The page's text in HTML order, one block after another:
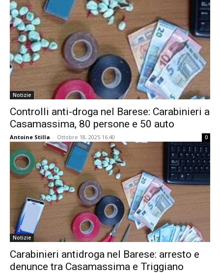
Notizie
Controlli anti-droga nel Barese: Carabinieri a
Casamassima, 80 persone e 50 auto
Antoine Stilla - Ottobre 18, 2025 16:40 0
Notizie
Carabinieri antidroga nel Barese: arresto e
denunce tra Casamassima e Triggiano